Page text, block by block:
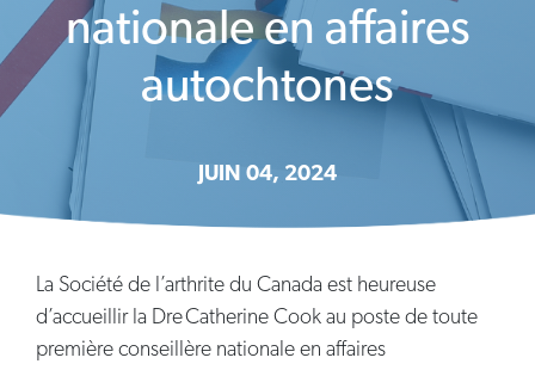
nationale en affaires
autochtones
JUIN 04, 2024
La Société de l’arthrite du Canada est heureuse
d’accueillir la Dre Catherine Cook au poste de toute
première conseillère nationale en affaires